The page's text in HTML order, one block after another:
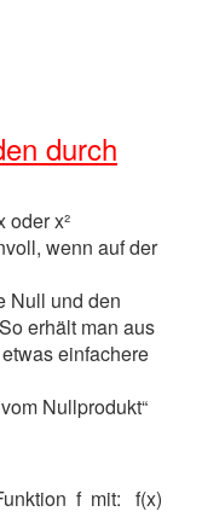
durch
oder x²
wenn auf der
Null und den
erhält man aus
einfachere
Nullprodukt“
f mit: f(x)